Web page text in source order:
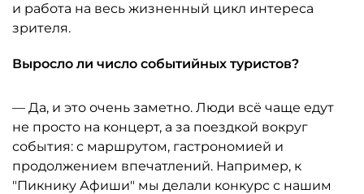
и работа на весь жизненный цикл интереса
зрителя.
Выросло ли число событийных туристов?
— Да, и это очень заметно. Люди всё чаще едут
не просто на концерт, а за поездкой вокруг
события: с маршрутом, гастрономией и
продолжением впечатлений. Например, к
"Пикнику Афиши" мы делали конкурс с нашим